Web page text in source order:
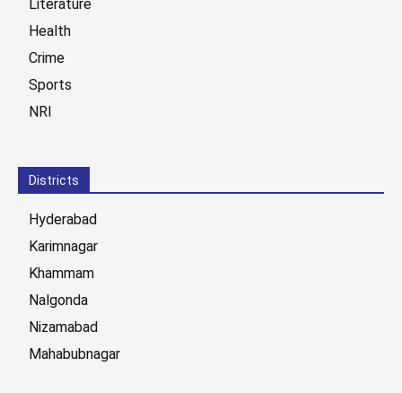
Literature
Health
Crime
Sports
NRI
Districts
Hyderabad
Karimnagar
Khammam
Nalgonda
Nizamabad
Mahabubnagar